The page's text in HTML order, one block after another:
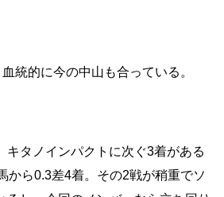
統的に今の中山も合っている。
キタノインパクトに次ぐ3着がある
から0.3差4着。その2戦が稍重でソ